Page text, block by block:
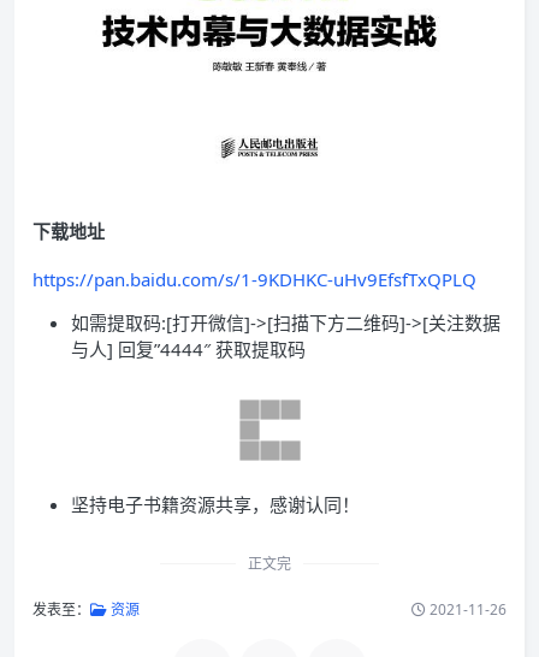
下载地址
https://pan.baidu.com/s/1-9KDHKC-uHv9EfsfTxQPLQ
如需提取码:[打开微信]->[扫描下方二维码]->[关注数据
与人] 回复”4444″ 获取提取码
坚持电子书籍资源共享，感谢认同！
正文完
发表至： 资源 2021-11-26